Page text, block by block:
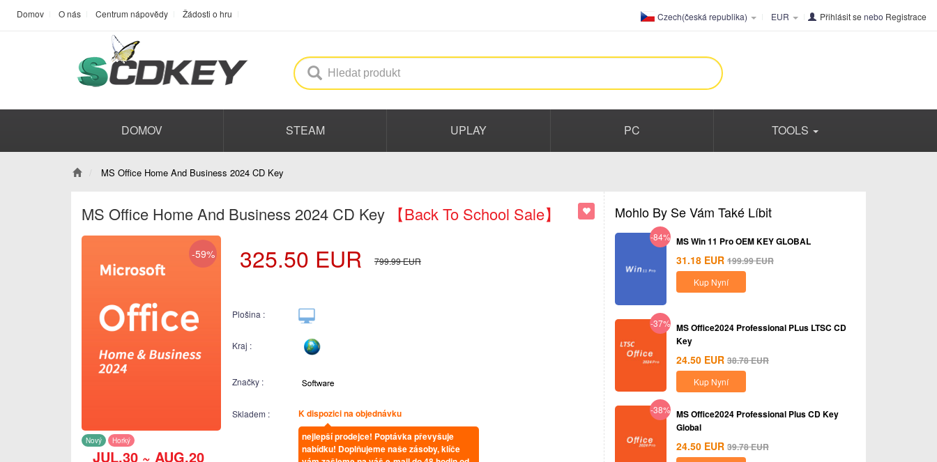
Domov O nás Centrum nápovědy Žádosti o hru Czech(česká republika) EUR Přihlásit se nebo Registrace
DOMOV STEAM UPLAY PC TOOLS
MS Office Home And Business 2024 CD Key
MS Office Home And Business 2024 CD Key 【Back To School Sale】
-59%
JUL.30 ~ AUG.20
Nový Horký
325.50 EUR 799.99EUR
Plošina :
Kraj :
Značky :
Skladem :
K dispozici na objednávku
nejlepší prodejce! Poptávka převyšuje
nabídku! Doplňujeme naše zásoby, klíče
Mohlo By Se Vám Také Líbit
-84% MS Win 11 Pro OEM KEY GLOBAL
31.18 EUR 199.99EUR
Kup Nyní
-37% MS Office2024 Professional PLus LTSC CD
Key
24.50 EUR 38.78EUR
Kup Nyní
-38% MS Office2024 Professional Plus CD Key
Global
24.50 EUR 39.78EUR